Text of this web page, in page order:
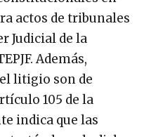
actos de tribunales
Judicial de la
Además,
litigio son de
105 de la
indica que las
tratándose de dicha